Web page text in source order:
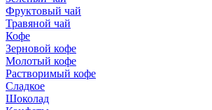
Фруктовый чай
Травяной чай
Кофе
Зерновой кофе
Молотый кофе
Растворимый кофе
Сладкое
Шоколад